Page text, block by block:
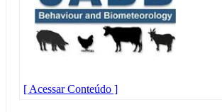
[ Acessar Conteúdo ]